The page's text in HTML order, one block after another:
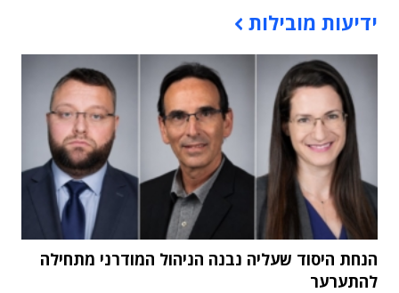
ידיעות מובילות
הנחת היסוד שעליה נבנה הניהול המודרני מתחילה
להתערער